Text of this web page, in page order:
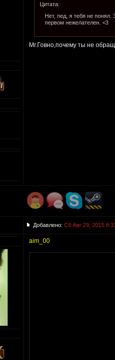
Цитата:
Нет, пед, я тебя не
первом нежелателен. <3
Мr.Говно,почему ты не
Добавлено: Сб Авг 29, 2015
aim_00